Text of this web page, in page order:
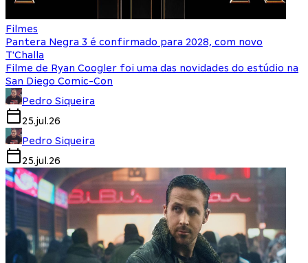
Filmes
Pantera Negra 3 é confirmado para 2028, com novo
T'Challa
Filme de Ryan Coogler foi uma das novidades do estúdio na
San Diego Comic-Con
Pedro Siqueira
25.jul.26
Pedro Siqueira
25.jul.26